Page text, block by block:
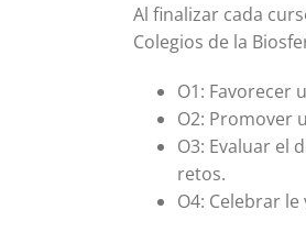
Al finalizar cada
Colegios de la
O1: Favorecer
O2: Promover
O3: Evaluar el
retos.
O4: Celebrar